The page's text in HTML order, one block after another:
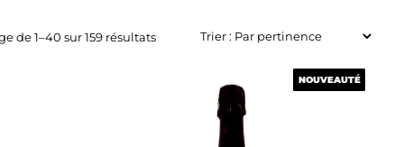
de 1–40 sur 159 résultats
NOUVEAUTÉ
NOUVEAUTÉ